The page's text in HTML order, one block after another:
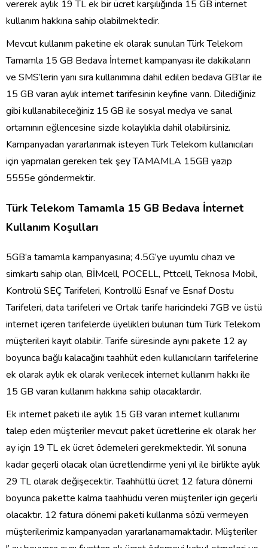
vererek aylık 19 TL ek bir ücret karşılığında 15 GB internet
kullanım hakkına sahip olabilmektedir.
Mevcut kullanım paketine ek olarak sunulanTürk Telekom
Tamamla 15 GB Bedava İnternetkampanyası ile dakikaların
ve SMS’lerin yanı sıra kullanımına dahil edilen bedava GB’lar ile
15 GB varan aylık internet tarifesinin keyfine varın. Dilediğiniz
gibi kullanabileceğiniz 15 GB ile sosyal medya ve sanal
ortamının eğlencesine sizde kolaylıkla dahil olabilirsiniz.
Kampanyadan yararlanmak isteyen Türk Telekom kullanıcıları
için yapmaları gereken tek şey TAMAMLA 15GB yazıp
5555e göndermektir.
Türk Telekom Tamamla 15 GB Bedava İnternet
Kullanım Koşulları
5GB’a tamamla kampanyasına; 4.5G’ye uyumlu cihazı ve
simkartı sahip olan, BİMcell, POCELL, Pttcell, Teknosa Mobil,
Kontrolü SEÇ Tarifeleri, Kontrollü Esnaf ve Esnaf Dostu
Tarifeleri, data tarifeleri ve Ortak tarife haricindeki 7GB ve üstü
internet içeren tarifelerde üyelikleri bulunan tüm Türk Telekom
müşterileri kayıt olabilir. Tarife süresinde aynı pakete 12 ay
boyunca bağlı kalacağını taahhüt eden kullanıcıların tarifelerine
ek olarak aylık ek olarak verilecek internet kullanım hakkı ile
15 GB varan kullanım hakkına sahip olacaklardır.
Ek internet paketi ile aylık 15 GB varan internet kullanımı
talep eden müşteriler mevcut paket ücretlerine ek olarak her
ay için 19 TL ek ücret ödemeleri gerekmektedir. Yıl sonuna
kadar geçerli olacak olan ücretlendirme yeni yıl ile birlikte aylık
29 TL olarak değişecektir. Taahhütlü ücret 12 fatura dönemi
boyunca pakette kalma taahhüdü veren müşteriler için geçerli
olacaktır. 12 fatura dönemi paketi kullanma sözü vermeyen
müşterilerimiz kampanyadan yararlanamamaktadır. Müşteriler